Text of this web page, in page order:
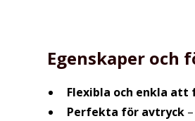
Egenskaper och
Flexibla och enkla att
Perfekta för avtryck